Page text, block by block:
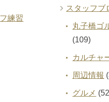
練習
スタッフブ
丸子橋ゴ
(109)
カルチャ
周辺情報
グルメ